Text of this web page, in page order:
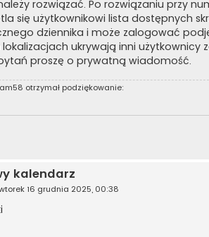
rozwiązać. Po rozwiązaniu przy
się użytkownikowi lista dostępnych
dziennika i może zalogować
ukrywają inni użytkownicy
proszę o prywatną wiadomość.
otrzymał podziękowanie:
kalendarz
16 grudnia 2025, 00:38